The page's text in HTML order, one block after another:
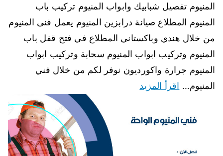
المنيوم تفصيل شبابيك وابواب المنيوم تركيب باب
المنيوم المطلاع صيانة درابزين المنيوم يعمل فنى المنيوم
من خلال هندي وباكستاني المطلاع في فتح قفل باب
المنيوم وتركيب ابواب المنيوم سحابة وتركيب ابواب
المنيوم جرارة واكورديون نوفر لكم من خلال فني
المنيوم… اقرأ المزيد